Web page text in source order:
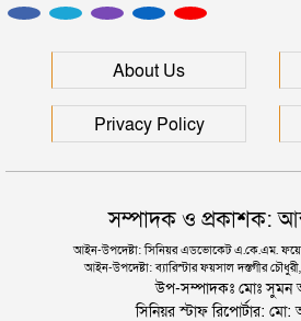
প্রধানমন্ত্রী
সিলেটে আরও দুইজনের মৃত্যু,
About Us
Privacy Policy
সম্পাদক ও প্রকাশক:
আইন-উপদেষ্টা: সিনিয়র এডভোকেট এ.কে.এম.
আইন-উপদেষ্টা: ব্যারিস্টার ফয়সাল দস্তগীর
উপ-সম্পাদকঃ মোঃ সুমন
সিনিয়র স্টাফ রিপোর্টার: